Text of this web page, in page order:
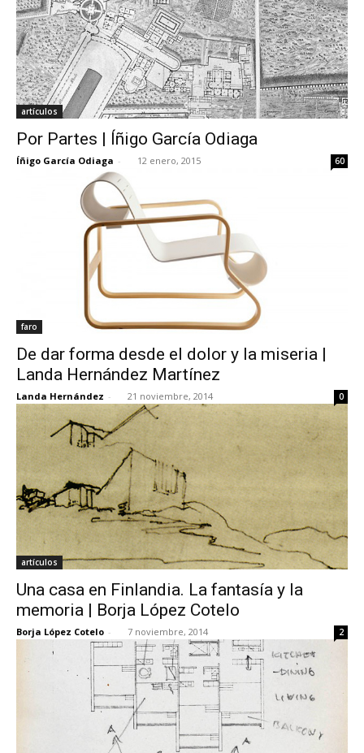
artículos
Por Partes | Íñigo García Odiaga
Íñigo García Odiaga - 12 enero, 2015 60
faro
De dar forma desde el dolor y la miseria |
Landa Hernández Martínez
Landa Hernández - 21 noviembre, 2014 0
artículos
Una casa en Finlandia. La fantasía y la
memoria | Borja López Cotelo
Borja López Cotelo - 7 noviembre, 2014 2